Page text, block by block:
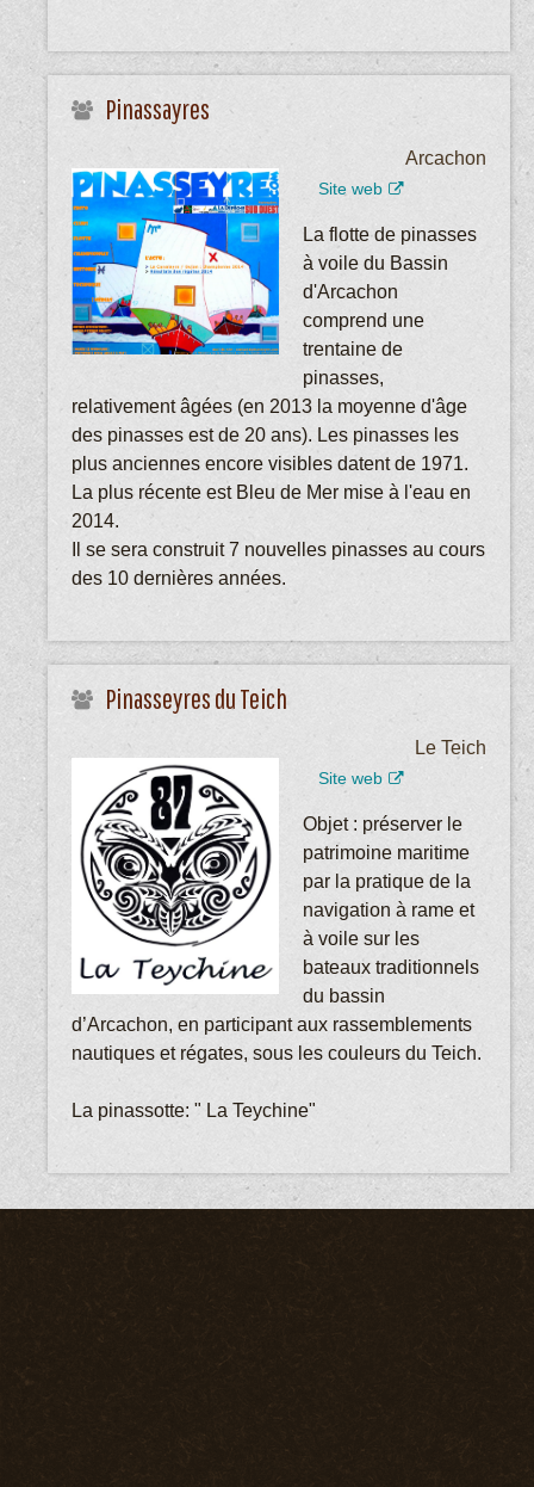
Pinassayres
Arcachon
Site web
La flotte de pinasses
à voile du Bassin
d'Arcachon
comprend une
trentaine de
pinasses,
relativement âgées (en 2013 la moyenne d'âge
des pinasses est de 20 ans). Les pinasses les
plus anciennes encore visibles datent de 1971.
La plus récente est Bleu de Mer mise à l'eau en
2014.
Il se sera construit 7 nouvelles pinasses au cours
des 10 dernières années.
Pinasseyres du Teich
Le Teich
Site web
Objet : préserver le
patrimoine maritime
par la pratique de la
navigation à rame et
à voile sur les
bateaux traditionnels
du bassin
d’Arcachon, en participant aux rassemblements
nautiques et régates, sous les couleurs du Teich.
La pinassotte: " La Teychine"